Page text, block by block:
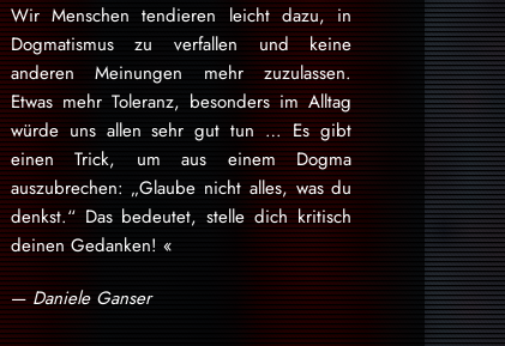
Wir Menschen tendieren leicht dazu, in
Dogmatismus zu verfallen und keine
anderen Meinungen mehr zuzulassen.
Etwas mehr Toleranz, besonders im Alltag
würde uns allen sehr gut tun … Es gibt
einen Trick, um aus einem Dogma
auszubrechen: „Glaube nicht alles, was du
denkst.“ Das bedeutet, stelle dich kritisch
deinen Gedanken! «
—Daniele Ganser